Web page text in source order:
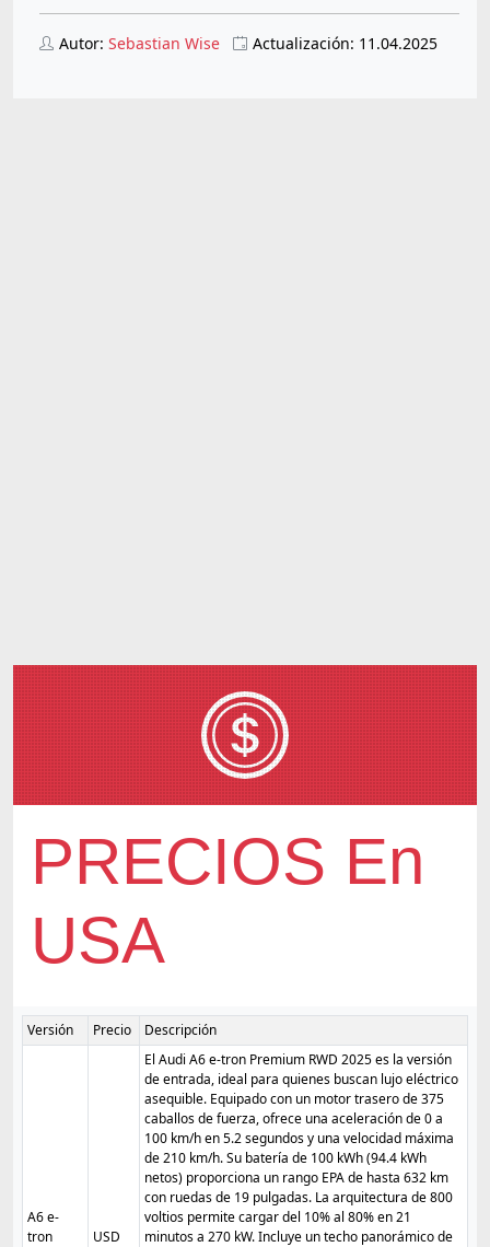
Autor: Sebastian Wise Actualización: 11.04.2025
PRECIOS En
USA
Versión Precio Descripción
A6 e-
tron
USD
El Audi A6 e-tron Premium RWD 2025 es la versión
de entrada, ideal para quienes buscan lujo eléctrico
asequible. Equipado con un motor trasero de 375
caballos de fuerza, ofrece una aceleración de 0 a
100 km/h en 5.2 segundos y una velocidad máxima
de 210 km/h. Su batería de 100 kWh (94.4 kWh
netos) proporciona un rango EPA de hasta 632 km
con ruedas de 19 pulgadas. La arquitectura de 800
voltios permite cargar del 10% al 80% en 21
minutos a 270 kW. Incluye un techo panorámico de